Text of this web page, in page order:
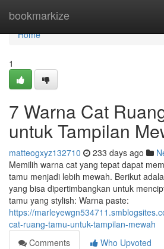
bookmarkize
Home
Home
1
7 Warna Cat
untuk Tampilan
matteogxyz132710 233 days ago
Memilih warna cat yang tepat dapat
tamu menjadi lebih mewah. Berikut
yang bisa dipertimbangkan untuk
tamu yang stylish: Warna paste:
https://
cat-ruang-tamu-untuk-tampilan-mewah
Comments
Who Upvoted